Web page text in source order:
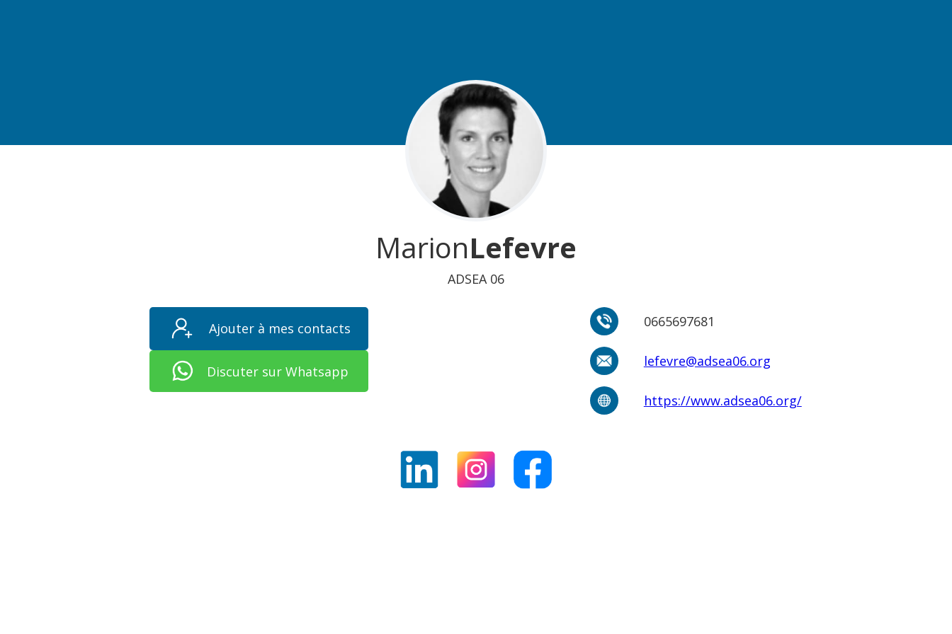
MarionLefevre
ADSEA 06
Ajouter à mes contacts
Discuter sur Whatsapp
0665697681
lefevre@adsea06.org
https://www.adsea06.org/